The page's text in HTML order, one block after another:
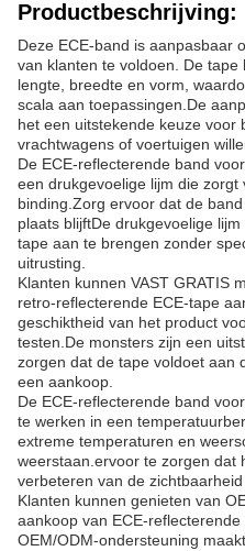
Productbeschrijving:
Deze ECE-band is aanpasbaar
van klanten te voldoen. De
lengte, breedte en vorm,
scala aan toepassingen.De
het een uitstekende keuze voor
vrachtwagens of voertuigen
De ECE-reflecterende band
een drukgevoelige lijm die
binding.Zorg ervoor dat de
plaats blijftDe drukgevoelige
tape aan te brengen zonder
uitrusting.
Klanten kunnen VAST GRATIS
retro-reflecterende ECE-tape
geschiktheid van het product
testen.De monsters zijn een
zorgen dat de tape voldoet aan
een aankoop.
De ECE-reflecterende band
te werken in een
extreme temperaturen en
weerstaan.ervoor te zorgen dat
verbeteren van de zichtbaarheid
Klanten kunnen genieten van
aankoop van ECE-
OEM/ODM-ondersteuning